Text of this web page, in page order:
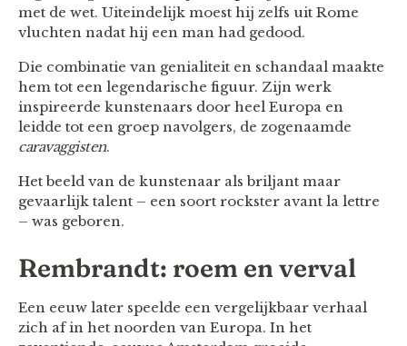
met de wet. Uiteindelijk moest hij zelfs uit Rome
vluchten nadat hij een man had gedood.
Die combinatie van genialiteit en schandaal maakte
hem tot een legendarische figuur. Zijn werk
inspireerde kunstenaars door heel Europa en
leidde tot een groep navolgers, de zogenaamde
caravaggisten.
Het beeld van de kunstenaar als briljant maar
gevaarlijk talent – een soort rockster avant la lettre
– was geboren.
Rembrandt: roem en verval
Een eeuw later speelde een vergelijkbaar verhaal
zich af in het noorden van Europa. In het